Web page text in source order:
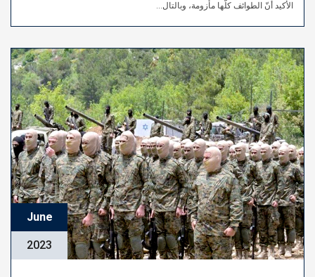
الأكيد أنّ الطوائف كلّها مأزومة، وبالتال...
June
2023